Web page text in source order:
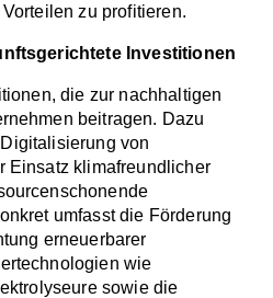
zu profitieren.
Investitionen
die zur nachhaltigen
beitragen. Dazu
von
Einsatz klimafreundlicher
umfasst die Förderung
erneuerbarer
wie
sowie die